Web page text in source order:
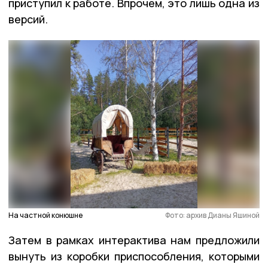
приступил к работе. Впрочем, это лишь одна из
версий.
На частной конюшне Фото: архив Дианы Яшиной
Затем в рамках интерактива нам предложили
вынуть из коробки приспособления, которыми